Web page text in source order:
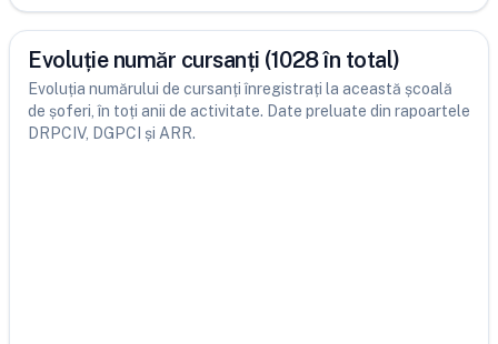
Evoluție număr cursanți (1028 în total)
Evoluția numărului de cursanți înregistrați la această școală
de șoferi, în toți anii de activitate. Date preluate din rapoartele
DRPCIV, DGPCI și ARR.